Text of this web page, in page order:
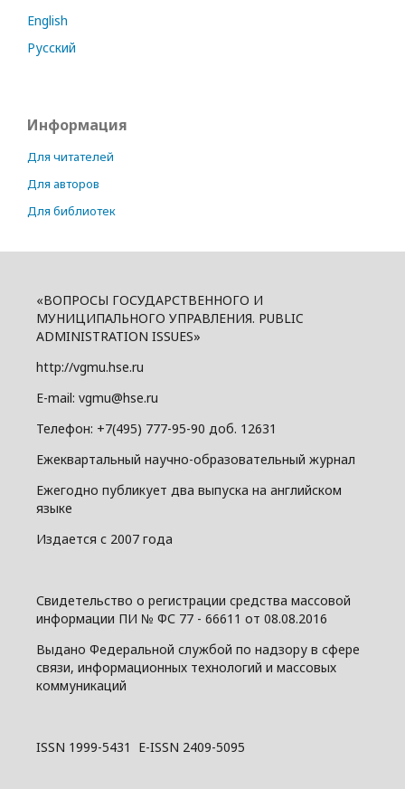
English
Русский
Информация
Для читателей
Для авторов
Для библиотек
«ВОПРОСЫ ГОСУДАРСТВЕННОГО И
МУНИЦИПАЛЬНОГО УПРАВЛЕНИЯ. PUBLIC
ADMINISTRATION ISSUES»
http://vgmu.hse.ru
E-mail: vgmu@hse.ru
Телефон: +7(495) 777-95-90 доб. 12631
Ежеквартальный научно-образовательный журнал
Ежегодно публикует два выпуска на английском
языке
Издается с 2007 года
Свидетельство о регистрации средства массовой
информации ПИ № ФС 77 - 66611 от 08.08.2016
Выдано Федеральной службой по надзору в сфере
связи, информационных технологий и массовых
коммуникаций
ISSN 1999-5431 E-ISSN 2409-5095